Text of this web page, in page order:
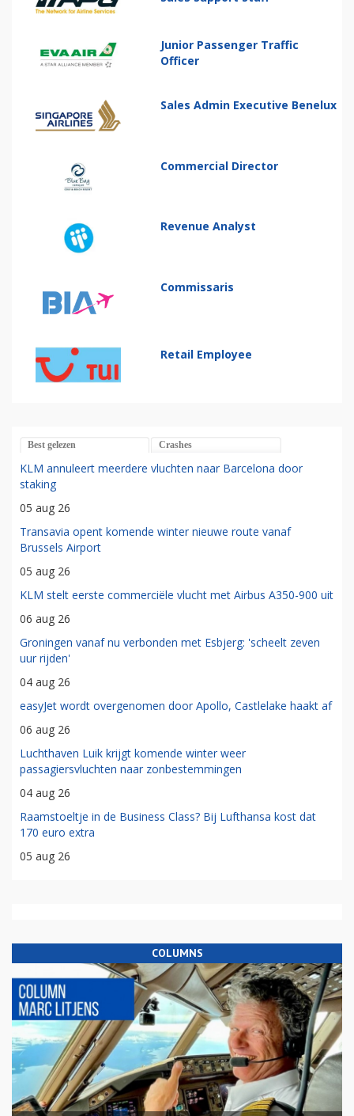
Junior Passenger Traffic
Officer
Sales Admin Executive Benelux
Commercial Director
Revenue Analyst
Commissaris
Retail Employee
Best gelezen Crashes
KLM annuleert meerdere vluchten naar Barcelona door
staking
05 aug 26
Transavia opent komende winter nieuwe route vanaf
Brussels Airport
05 aug 26
KLM stelt eerste commerciële vlucht met Airbus A350-900 uit
06 aug 26
Groningen vanaf nu verbonden met Esbjerg: 'scheelt zeven
uur rijden'
04 aug 26
easyJet wordt overgenomen door Apollo, Castlelake haakt af
06 aug 26
Luchthaven Luik krijgt komende winter weer
passagiersvluchten naar zonbestemmingen
04 aug 26
Raamstoeltje in de Business Class? Bij Lufthansa kost dat
170 euro extra
05 aug 26
COLUMNS